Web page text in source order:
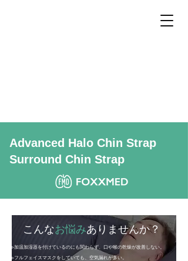
Advanced Halo Chin Strap
Surround Chin Strap
こんなお悩みありませんか？
▹加温加湿器を付けているのにも関わらず、口や喉の乾燥が改善しない。
▹フルフェイスマスクをしていても、空気漏れが多い。